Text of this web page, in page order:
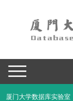
厦门大学数据库实验室